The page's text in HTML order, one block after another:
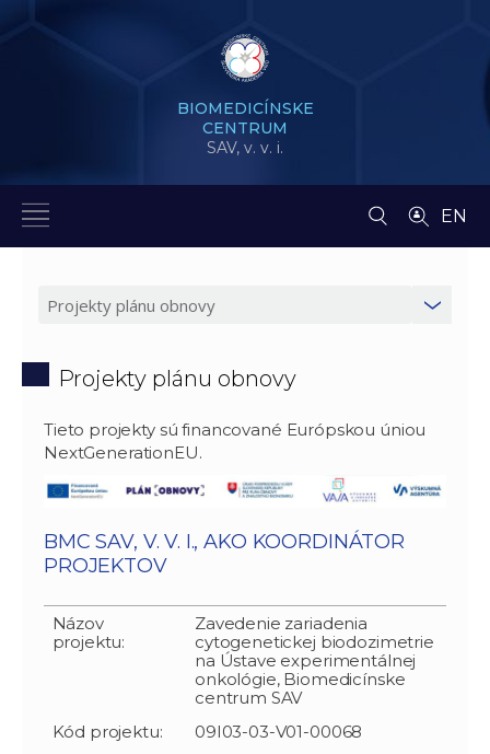
BIOMEDICÍNSKE
CENTRUM
SAV, v. v. i.
EN
Projekty plánu obnovy
Tieto projekty sú financované Európskou úniou
NextGenerationEU.
BMC SAV, V. V. I., AKO KOORDINÁTOR
PROJEKTOV
Názov
projektu:
Zavedenie zariadenia
cytogenetickej biodozimetrie
na Ústave experimentálnej
onkológie, Biomedicínske
centrum SAV
Kód projektu:
09I03-03-V01-00068